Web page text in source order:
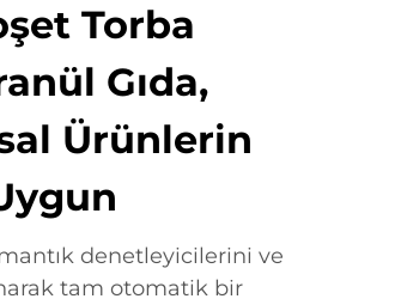
Torba
Gıda,
Ürünlerin
denetleyicilerini ve
tam otomatik bir